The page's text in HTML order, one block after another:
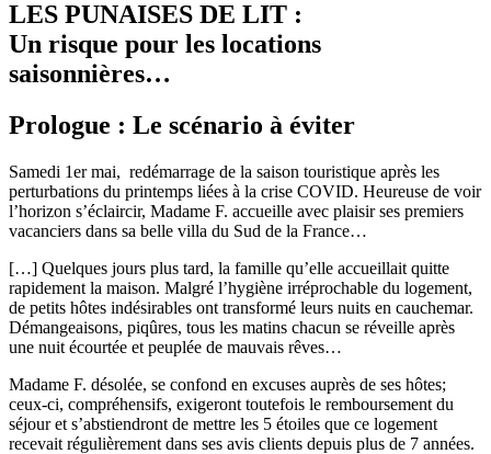
LES PUNAISES DE LIT :
Un risque pour les locations
saisonnières…
Prologue : Le scénario à éviter
Samedi 1er mai, redémarrage de la saison touristique après les
perturbations du printemps liées à la crise COVID. Heureuse de voir
l’horizon s’éclaircir, Madame F. accueille avec plaisir ses premiers
vacanciers dans sa belle villa du Sud de la France…
[…] Quelques jours plus tard, la famille qu’elle accueillait quitte
rapidement la maison. Malgré l’hygiène irréprochable du logement,
de petits hôtes indésirables ont transformé leurs nuits en cauchemar.
Démangeaisons, piqûres, tous les matins chacun se réveille après
une nuit écourtée et peuplée de mauvais rêves…
Madame F. désolée, se confond en excuses auprès de ses hôtes;
ceux-ci, compréhensifs, exigeront toutefois le remboursement du
séjour et s’abstiendront de mettre les 5 étoiles que ce logement
recevait régulièrement dans ses avis clients depuis plus de 7 années.